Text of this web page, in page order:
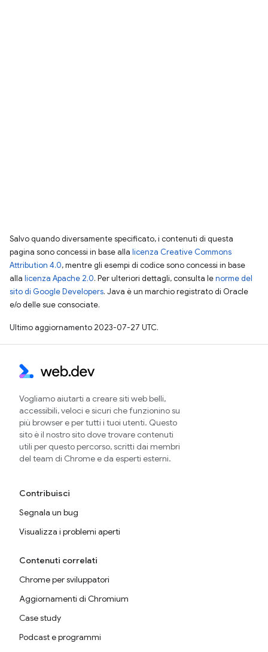
Salvo quando diversamente specificato, i contenuti di questa
pagina sono concessi in base alla licenza Creative Commons
Attribution 4.0, mentre gli esempi di codice sono concessi in base
alla licenza Apache 2.0. Per ulteriori dettagli, consulta lenorme del
sito di Google Developers. Java è un marchio registrato di Oracle
e/o delle sue consociate.
Ultimo aggiornamento 2023-07-27 UTC.
Vogliamo aiutarti a creare siti web belli,
accessibili, veloci e sicuri che funzionino su
più browser e per tutti i tuoi utenti. Questo
sito è il nostro sito dove trovare contenuti
utili per questo percorso, scritti dai membri
del team di Chrome e da esperti esterni.
Contribuisci
Segnala un bug
Visualizza i problemi aperti
Contenuti correlati
Chrome per sviluppatori
Aggiornamenti di Chromium
Case study
Podcast e programmi